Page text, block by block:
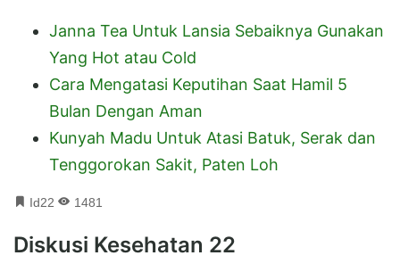
Janna Tea Untuk Lansia Sebaiknya Gunakan
Yang Hot atau Cold
Cara Mengatasi Keputihan Saat Hamil 5
Bulan Dengan Aman
Kunyah Madu Untuk Atasi Batuk, Serak dan
Tenggorokan Sakit, Paten Loh
Id22 1481
Diskusi Kesehatan 22